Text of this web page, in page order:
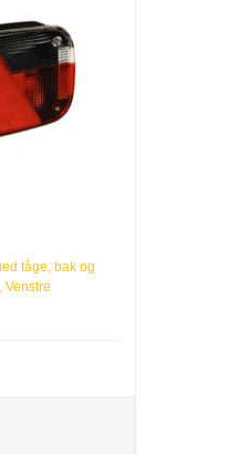
tåge, bak og
Venstre